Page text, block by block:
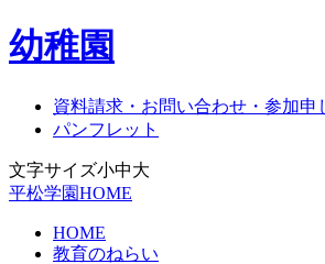
幼稚園
資料請求・お問い合わせ・参加申
パンフレット
文字サイズ小中大
平松学園HOME
HOME
教育のねらい